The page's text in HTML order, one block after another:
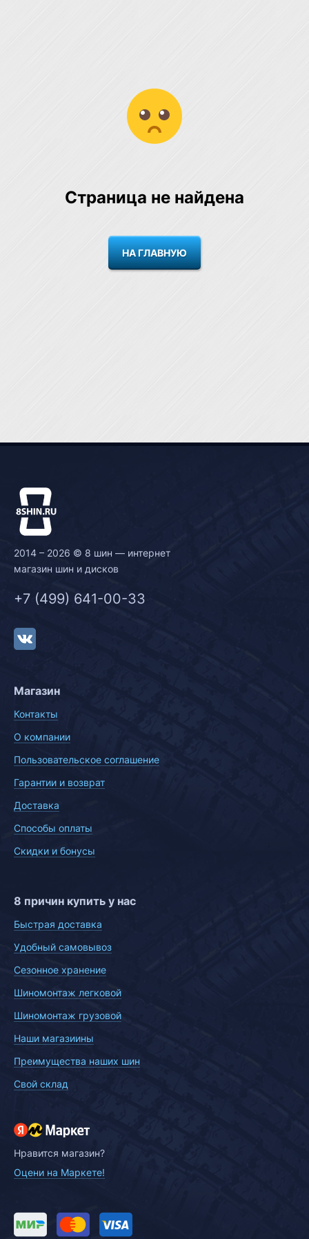
Страница не найдена
НА ГЛАВНУЮ
2014 – 2026 © 8 шин — интернет
магазин шин и дисков
+7 (499) 641-00-33
Магазин
Контакты
О компании
Пользовательское соглашение
Гарантии и возврат
Доставка
Способы оплаты
Скидки и бонусы
8 причин купить у нас
Быстрая доставка
Удобный самовывоз
Сезонное хранение
Шиномонтаж легковой
Шиномонтаж грузовой
Наши магазиины
Преимущества наших шин
Свой склад
Нравится магазин?
Оцени на Маркете!